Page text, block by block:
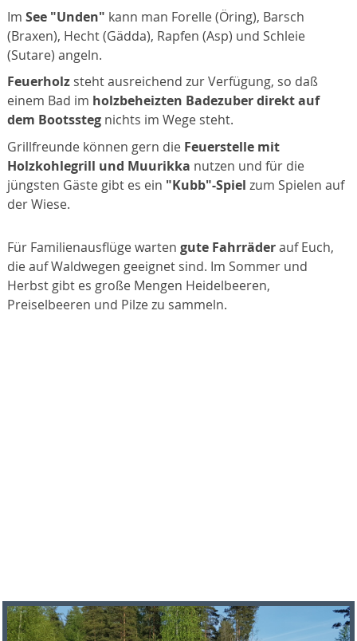
Im See "Unden" kann man Forelle (Öring), Barsch
(Braxen), Hecht (Gädda), Rapfen (Asp) und Schleie
(Sutare) angeln.
Feuerholzsteht ausreichend zur Verfügung, so daß
einem Bad im holzbeheizten Badezuber direkt auf
dem Bootsstegnichts im Wege steht.
Grillfreunde können gern die Feuerstelle mit
Holzkohlegrill und Muurikka nutzen und für die
jüngsten Gäste gibt es ein "Kubb"-Spiel zum Spielen auf
der Wiese.
Für Familienausflüge warten gute Fahrräderauf Euch,
die auf Waldwegen geeignet sind. Im Sommer und
Herbst gibt es große Mengen Heidelbeeren,
Preiselbeeren und Pilze zu sammeln.